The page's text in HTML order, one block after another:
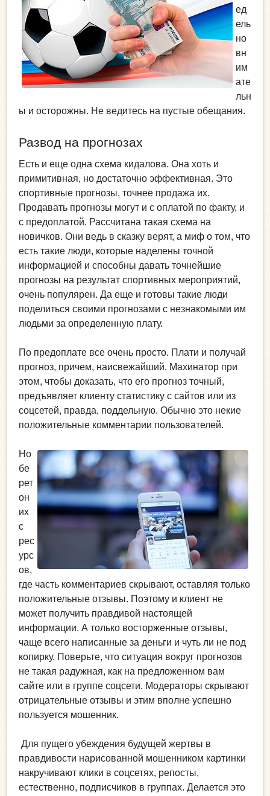
ед
ель
но
вн
им
ате
льн
ы и осторожны. Не ведитесь на пустые обещания.
Развод на прогнозах
Есть и еще одна схема кидалова. Она хоть и
примитивная, но достаточно эффективная. Это
спортивные прогнозы, точнее продажа их.
Продавать прогнозы могут и с оплатой по факту, и
с предоплатой. Рассчитана такая схема на
новичков. Они ведь в сказку верят, а миф о том, что
есть такие люди, которые наделены точной
информацией и способны давать точнейшие
прогнозы на результат спортивных мероприятий,
очень популярен. Да еще и готовы такие люди
поделиться своими прогнозами с незнакомыми им
людьми за определенную плату.
По предоплате все очень просто. Плати и получай
прогноз, причем, наисвежайший. Махинатор при
этом, чтобы доказать, что его прогноз точный,
предъявляет клиенту статистику с сайтов или из
соцсетей, правда, поддельную. Обычно это некие
положительные комментарии пользователей.
Но
бе
рет
он
их
с
рес
урс
ов,
где часть комментариев скрывают, оставляя только
положительные отзывы. Поэтому и клиент не
может получить правдивой настоящей
информации. А только восторженные отзывы,
чаще всего написанные за деньги и чуть ли не под
копирку. Поверьте, что ситуация вокруг прогнозов
не такая радужная, как на предложенном вам
сайте или в группе соцсети. Модераторы скрывают
отрицательные отзывы и этим вполне успешно
пользуется мошенник.
Для пущего убеждения будущей жертвы в
правдивости нарисованной мошенником картинки
накручивают клики в соцсетях, репосты,
естественно, подписчиков в группах. Делается это